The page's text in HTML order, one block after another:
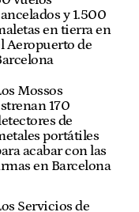
y 1.500
en tierra en
Aeropuerto de
Mossos
170
de
portátiles
acabar con las
en Barcelona
Servicios de